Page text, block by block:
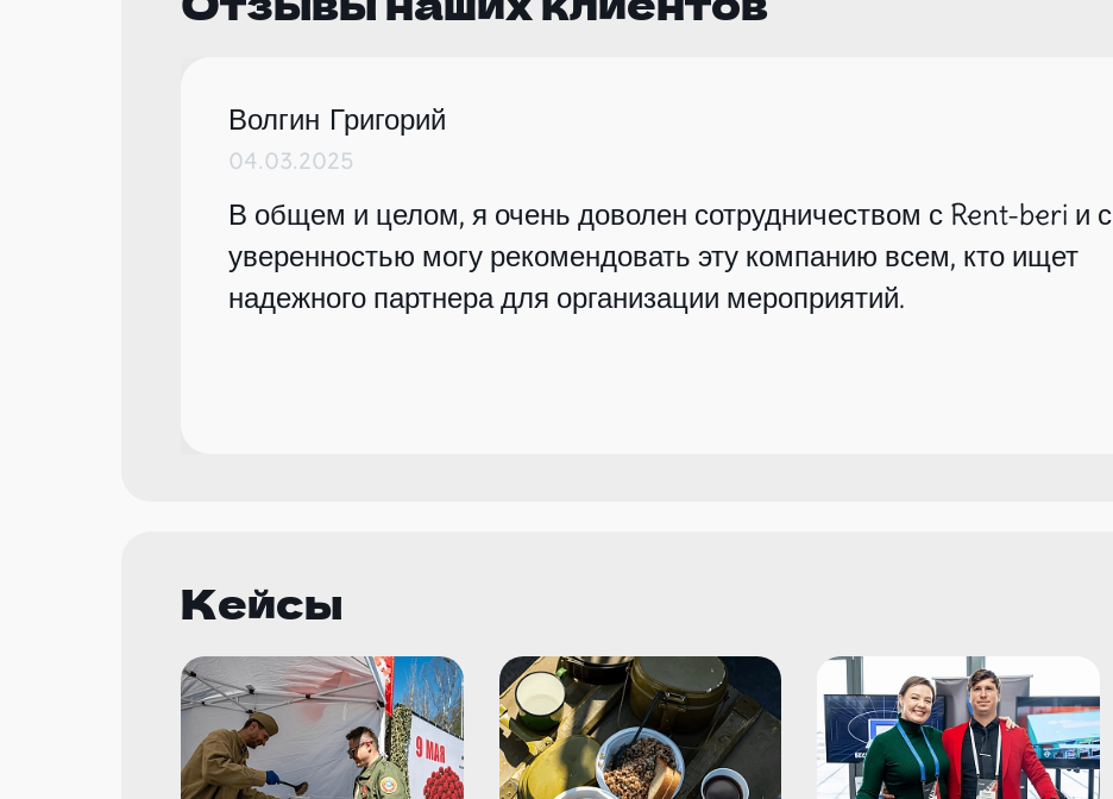
Волгин Григорий
04.03.2025
В общем и целом, я очень доволен сотрудничеством с Rent-beri и с
уверенностью могу рекомендовать эту компанию всем, кто ищет
надежного партнера для организации мероприятий.
Кейсы